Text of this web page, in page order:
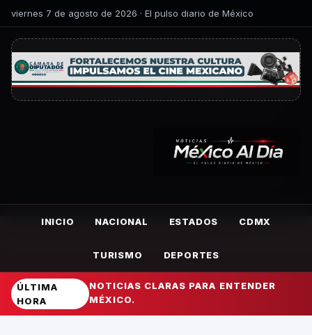
viernes 7 de agosto de 2026 · El pulso diario de México
INICIO NACIONAL ESTADOS CDMX
TURISMO DEPORTES
ÚLTIMA
HORA
NOTICIAS CLARAS PARA ENTENDER
MÉXICO.